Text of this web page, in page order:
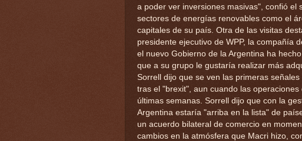
a poder ver inversiones masivas", confió el
sectores de energías renovables como el
capitales de su país. Otra de las visitas
presidente ejecutivo de WPP, la compañía
el nuevo Gobierno de la Argentina ha
que a su grupo le gustaría realizar más
Sorrell dijo que se ven las primeras
tras el "brexit", aun cuando las
últimas semanas. Sorrell dijo que con la
Argentina estaría "arriba en la lista" de
un acuerdo bilateral de comercio en
cambios en la atmósfera que Macri hizo,